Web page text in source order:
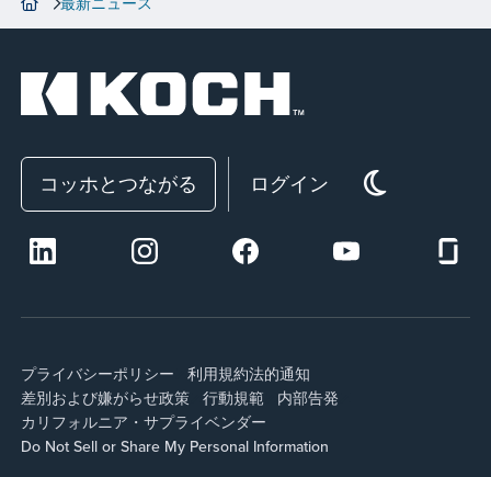
コッホとつながる ログイン
プライバシーポリシー 利用規約法的通知
差別および嫌がらせ政策
行動規範
内部告発
カリフォルニア・サプライベンダー
Do Not Sell or Share My Personal Information